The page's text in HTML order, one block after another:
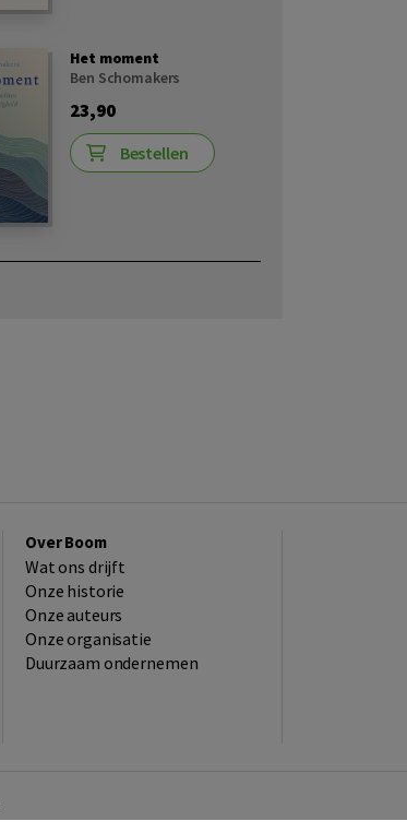
Het moment
Ben Schomakers
23,90
Bestellen
Over Boom
Wat ons drijft
Onze historie
Onze auteurs
Onze organisatie
Duurzaam ondernemen